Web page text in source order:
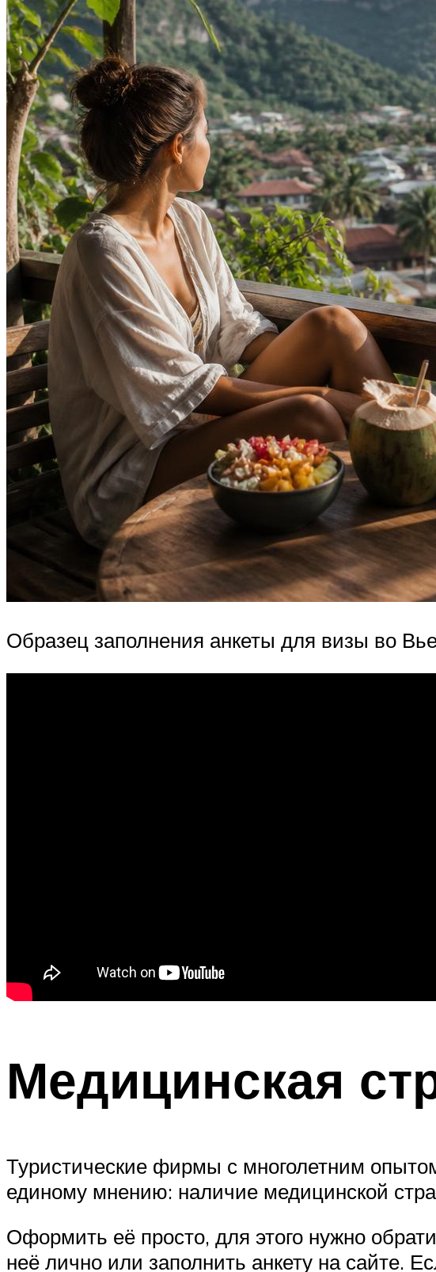
Образец заполнения анкеты для визы во
Медицинская
Туристические фирмы с многолетним
единому мнению: наличие медицинской
Оформить её просто, для этого нужно
неё лично или заполнить анкету на сайте.